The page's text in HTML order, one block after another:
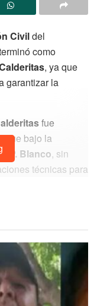
Civildel
como
, ya que
garantizar la
fue
fue bajo la
P. Blanco, sin
técnicas para
estuvo a cargo
Secretaría de
Federal, se
de haberla